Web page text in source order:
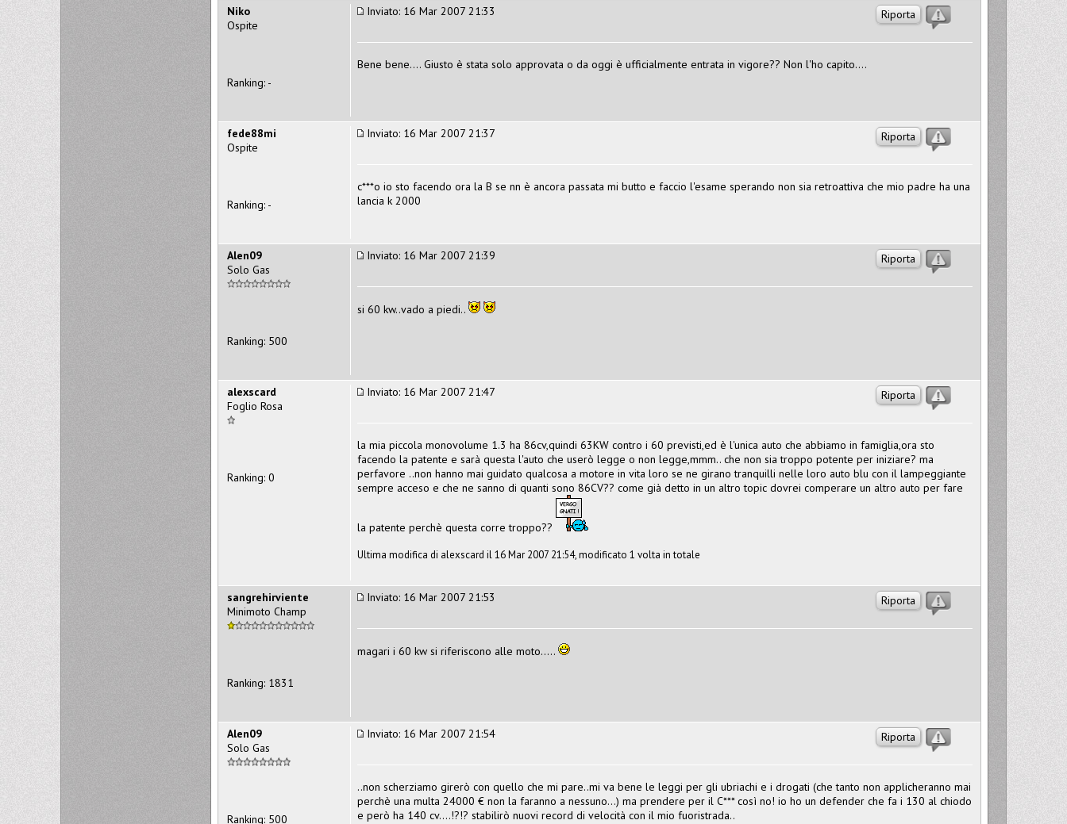
Riporta
Inviato: 16 Mar 2007 21:33
Bene bene.... Giusto è stata solo approvata o da oggi è ufficialmente entrata in vigore?? Non l'ho capito....
Niko
Ospite
Ranking: -
Riporta
Inviato: 16 Mar 2007 21:37
c***o io sto facendo ora la B se nn è ancora passata mi butto e faccio l'esame sperando non sia retroattiva che mio padre ha una
lancia k 2000
fede88mi
Ospite
Ranking: -
Riporta
Inviato: 16 Mar 2007 21:39
si 60 kw..vado a piedi..
Alen09
Solo Gas
Ranking: 500
Riporta
Inviato: 16 Mar 2007 21:47
la mia piccola monovolume 1.3 ha 86cv,quindi 63KW contro i 60 previsti,ed è l'unica auto che abbiamo in famiglia,ora sto
facendo la patente e sarà questa l'auto che userò legge o non legge,mmm.. che non sia troppo potente per iniziare? ma
perfavore ..non hanno mai guidato qualcosa a motore in vita loro se ne girano tranquilli nelle loro auto blu con il lampeggiante
sempre acceso e che ne sanno di quanti sono 86CV?? come già detto in un altro topic dovrei comperare un altro auto per fare
la patente perchè questa corre troppo??
Ultima modifica di alexscard il 16 Mar 2007 21:54, modificato 1 volta in totale
alexscard
Foglio Rosa
Ranking: 0
Riporta
Inviato: 16 Mar 2007 21:53
magari i 60 kw si riferiscono alle moto.....
sangrehirviente
Minimoto Champ
Ranking: 1831
Riporta
Inviato: 16 Mar 2007 21:54
..non scherziamo girerò con quello che mi pare..mi va bene le leggi per gli ubriachi e i drogati (che tanto non applicheranno mai
perchè una multa 24000 € non la faranno a nessuno...) ma prendere per il C*** così no! io ho un defender che fa i 130 al chiodo
e però ha 140 cv....!?!? stabilirò nuovi record di velocità con il mio fuoristrada..
Alen09
Solo Gas
Ranking: 500